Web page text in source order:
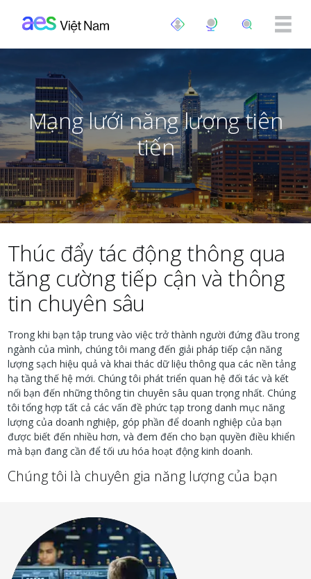
Mạng lưới năng lượng tiên
tiến
Thúc đẩy tác động thông qua
tăng cường tiếp cận và thông
tin chuyên sâu
Trong khi bạn tập trung vào việc trở thành người đứng đầu trong
ngành của mình, chúng tôi mang đến giải pháp tiếp cận năng
lượng sạch hiệu quả và khai thác dữ liệu thông qua các nền tảng
hạ tầng thế hệ mới. Chúng tôi phát triển quan hệ đối tác và kết
nối bạn đến những thông tin chuyên sâu quan trọng nhất. Chúng
tôi tổng hợp tất cả các vấn đề phức tạp trong danh mục năng
lượng của doanh nghiệp, góp phần để doanh nghiệp của bạn
được biết đến nhiều hơn, và đem đến cho bạn quyền điều khiển
mà bạn đang cần để tối ưu hóa hoạt động kinh doanh.
Chúng tôi là chuyên gia năng lượng của bạn